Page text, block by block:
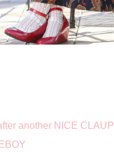
another NICE CLAUP